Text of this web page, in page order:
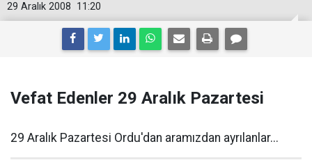
11:20
29 Aralık 2008
Vefat Edenler 29 Aralık Pazartesi
29 Aralık Pazartesi Ordu'dan aramızdan ayrılanlar...